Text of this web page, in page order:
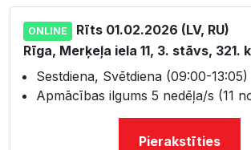
ONLINE
Rīts 01.02.2026 (LV, RU)
Rīga, Merķeļa iela 11, 3. stāvs, 321.
Sestdiena, Svētdiena (09:00-13:05)
Apmācības ilgums 5 nedēļa/s (11
Pierakstīties